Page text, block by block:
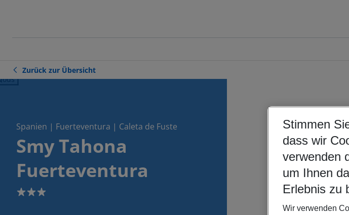
Zurück zur Übersicht
Spanien | Fuerteventura | Caleta de Fuste
Smy Tahona
Fuerteventura
3
Stimmen
dass wir
verwenden
um Ihnen
Erlebnis zu
Wir verwenden